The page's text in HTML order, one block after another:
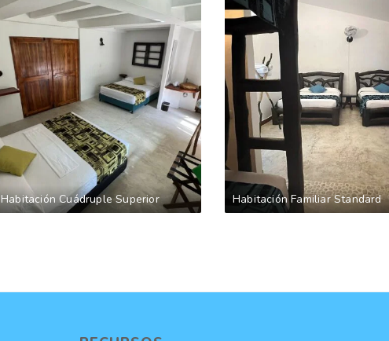
Habitación Cuádruple Superior Habitación Familiar Standard